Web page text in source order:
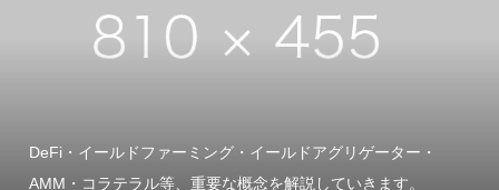
DeFi・イールドファーミング・イールドアグリゲーター・
AMM・コラテラル等、重要な概念を解説していきます。